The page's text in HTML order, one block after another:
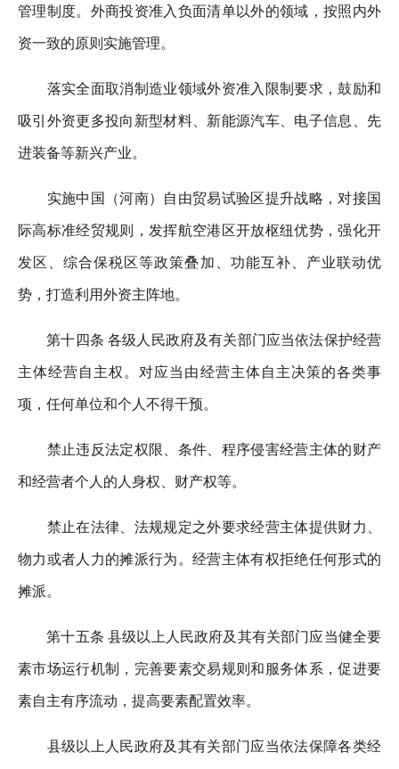
管理制度。外商投资准入负面清单以外的领域，按照内外
资一致的原则实施管理。
落实全面取消制造业领域外资准入限制要求，鼓励和
吸引外资更多投向新型材料、新能源汽车、电子信息、先
进装备等新兴产业。
实施中国（河南）自由贸易试验区提升战略，对接国
际高标准经贸规则，发挥航空港区开放枢纽优势，强化开
发区、综合保税区等政策叠加、功能互补、产业联动优
势，打造利用外资主阵地。
第十四条 各级人民政府及有关部门应当依法保护经营
主体经营自主权。对应当由经营主体自主决策的各类事
项，任何单位和个人不得干预。
禁止违反法定权限、条件、程序侵害经营主体的财产
和经营者个人的人身权、财产权等。
禁止在法律、法规规定之外要求经营主体提供财力、
物力或者人力的摊派行为。经营主体有权拒绝任何形式的
摊派。
第十五条 县级以上人民政府及其有关部门应当健全要
素市场运行机制，完善要素交易规则和服务体系，促进要
素自主有序流动，提高要素配置效率。
县级以上人民政府及其有关部门应当依法保障各类经